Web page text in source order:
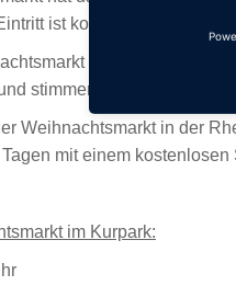
ist kostenlos und
verspricht ein
stimmen Sie sich auf die
Weihnachtsmarkt in der
mit einem
im Kurpark: